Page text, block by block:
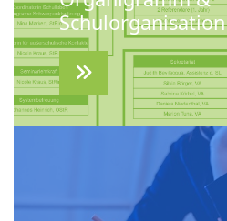
Schulorganisation